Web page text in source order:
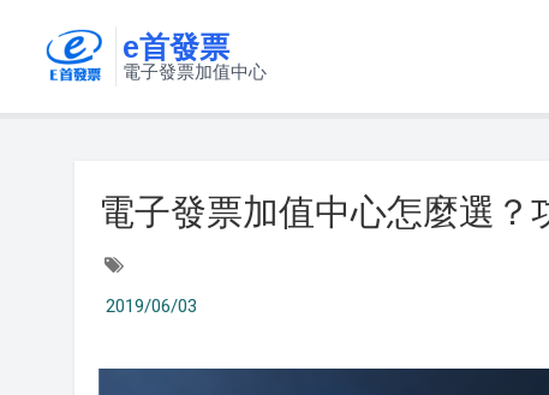
e首發票
電子發票加值中心
電子發票加值中心怎麼選？
2019/06/03